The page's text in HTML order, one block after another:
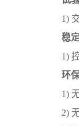
1)
稳
1)
环
1)
2)